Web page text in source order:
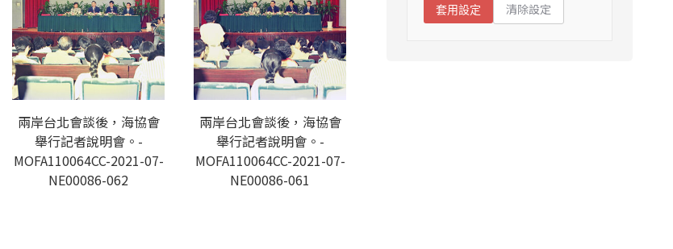
兩岸台北會談後，海協會
舉行記者說明會。-
MOFA110064CC-2021-07-
NE00086-062
兩岸台北會談後，海協會
舉行記者說明會。-
MOFA110064CC-2021-07-
NE00086-061
套用設定 清除設定